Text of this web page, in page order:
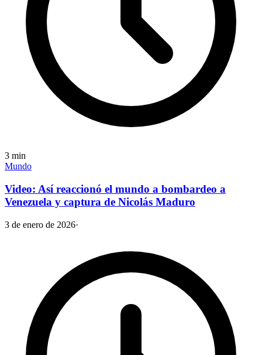
3 min
Mundo
Video: Así reaccionó el mundo a bombardeo a
Venezuela y captura de Nicolás Maduro
3 de enero de 2026·